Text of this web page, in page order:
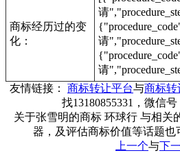
商标经历过的变
化：
请
请
请
友情链接： 商标转让平台与商标转
找13180855331，微信号
关于张雪明的商标 环球行 与相关
器，及评估商标价值等话题也
上一个与下